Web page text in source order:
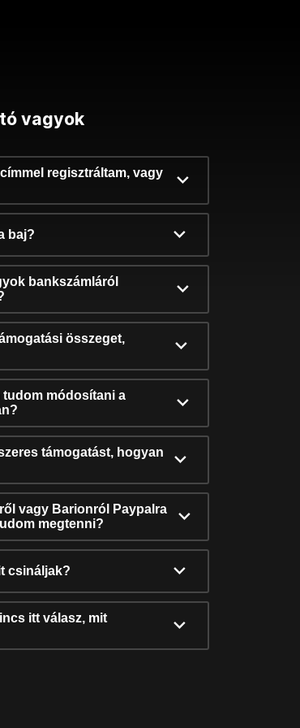
vagyok
regisztráltam, vagy
baj?
bankszámláról
összeget,
tudom módosítani a
támogatást, hogyan
vagy Barionról Paypalra
megtenni?
csináljak?
itt válasz, mit